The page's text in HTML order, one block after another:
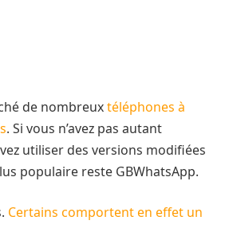
de nombreuxtéléphones à
. Si vous n’avez pas autant
utiliser des versions modifiées
populaire reste GBWhatsApp.
Certains comportent en effet un